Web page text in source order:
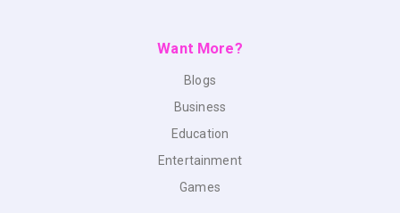
Want More?
Blogs
Business
Education
Entertainment
Games